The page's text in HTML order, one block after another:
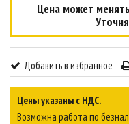
Цена может
Добавить в избранное
Цены указаны с НДС.
Возможна работа по